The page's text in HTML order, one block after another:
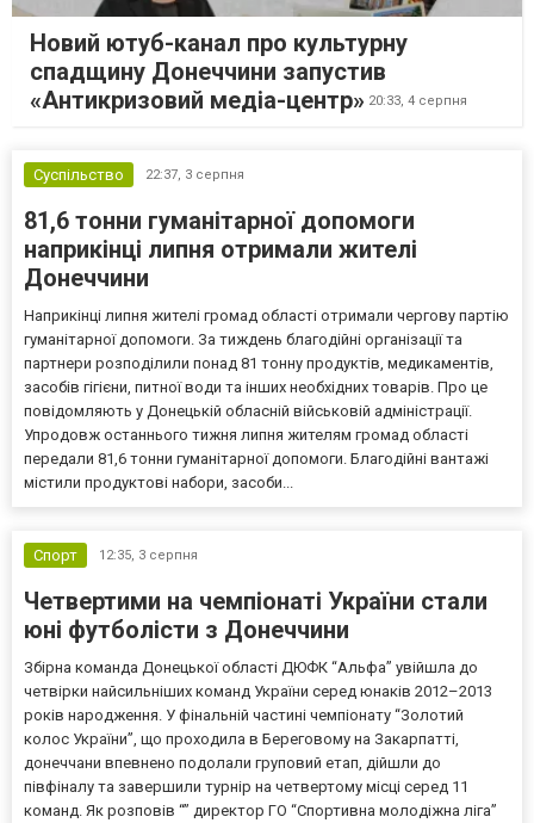
Новий ютуб-канал про культурну
спадщину Донеччини запустив
«Антикризовий медіа-центр» 20:33, 4 серпня
Суспільство 22:37, 3 серпня
81,6 тонни гуманітарної допомоги
наприкінці липня отримали жителі
Донеччини
Наприкінці липня жителі громад області отримали чергову партію
гуманітарної допомоги. За тиждень благодійні організації та
партнери розподілили понад 81 тонну продуктів, медикаментів,
засобів гігієни, питної води та інших необхідних товарів. Про це
повідомляють у Донецькій обласній військовій адміністрації.
Упродовж останнього тижня липня жителям громад області
передали 81,6 тонни гуманітарної допомоги. Благодійні вантажі
містили продуктові набори, засоби...
Спорт 12:35, 3 серпня
Четвертими на чемпіонаті України стали
юні футболісти з Донеччини
Збірна команда Донецької області ДЮФК “Альфа” увійшла до
четвірки найсильніших команд України серед юнаків 2012–2013
років народження. У фінальній частині чемпіонату “Золотий
колос України”, що проходила в Береговому на Закарпатті,
донеччани впевнено подолали груповий етап, дійшли до
півфіналу та завершили турнір на четвертому місці серед 11
команд. Як розповів “” директор ГО “Спортивна молодіжна ліга”